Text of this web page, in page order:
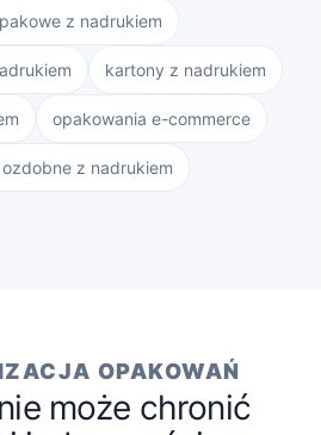
z nadrukiem
kartony z nadrukiem
opakowania e-commerce
ozdobne z nadrukiem
OPAKOWAŃ
może chronić